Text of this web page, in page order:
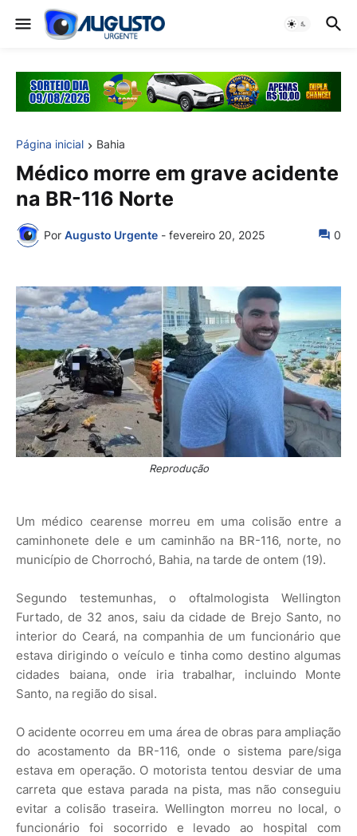
Página inicial Bahia
Médico morre em grave acidente
na BR-116 Norte
Por Augusto Urgente - fevereiro 20, 2025 0
Reprodução
Um médico cearense morreu em uma colisão entre a
caminhonete dele e um caminhão na BR-116, norte, no
município de Chorrochó, Bahia, na tarde de ontem (19).
Segundo testemunhas, o oftalmologista Wellington
Furtado, de 32 anos, saiu da cidade de Brejo Santo, no
interior do Ceará, na companhia de um funcionário que
estava dirigindo o veículo e tinha como destino algumas
cidades baiana, onde iria trabalhar, incluindo Monte
Santo, na região do sisal.
O acidente ocorreu em uma área de obras para ampliação
do acostamento da BR-116, onde o sistema pare/siga
estava em operação. O motorista tentou desviar de uma
carreta que estava parada na pista, mas não conseguiu
evitar a colisão traseira. Wellington morreu no local, o
funcionário foi socorrido e levado ao hospital com